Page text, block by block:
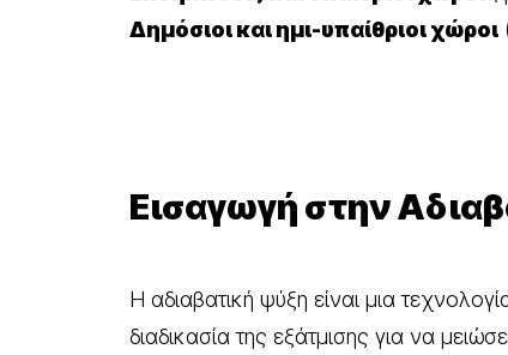
Δημόσιοι και ημι-υπαίθριοι χώροι
Εισαγωγή στην
Η αδιαβατική ψύξη είναι μια
διαδικασία της εξάτμισης για να